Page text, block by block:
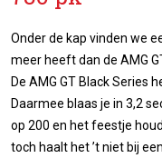
Onder de kap vinden we
meer heeft dan de AMG
De AMG GT Black Series
Daarmee blaas je in 3,2
op 200 en het feestje
toch haalt het ’t niet bij een